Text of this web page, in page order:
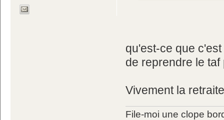
qu'est-ce que
de reprendre le
Vivement la
File-moi une clope